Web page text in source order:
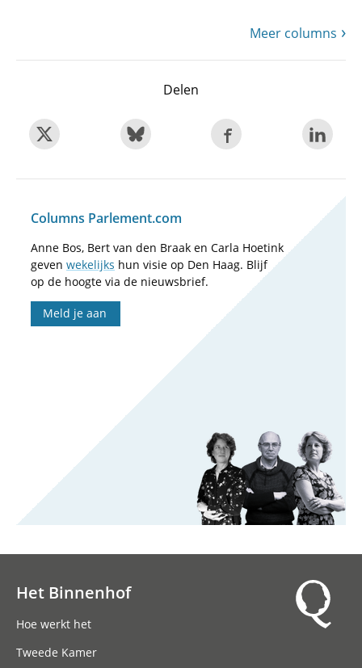
Meer columns
Delen
Columns Parlement.com
Anne Bos, Bert van den Braak en Carla Hoetink
geven wekelijks hun visie op Den Haag. Blijf
op de hoogte via de nieuwsbrief.
Meld je aan
Het Binnenhof
Hoe werkt het
Tweede Kamer